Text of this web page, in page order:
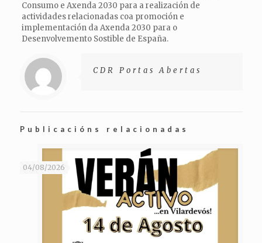
Consumo e Axenda 2030 para a realización de
actividades relacionadas coa promoción e
implementación da Axenda 2030 para o
Desenvolvemento Sostible de España.
CDR Portas Abertas
Publicacións relacionadas
04/08/2026